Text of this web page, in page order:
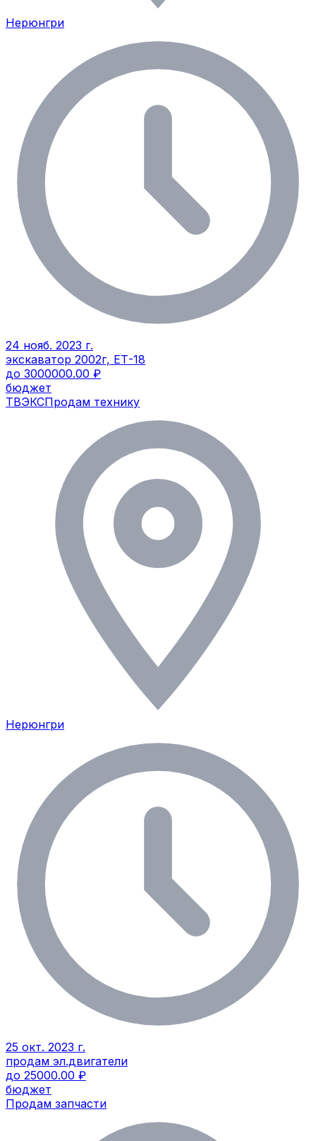
Нерюнгри
24 нояб. 2023 г.
экскаватор 2002г, ЕТ-18
до 3000000.00 ₽
бюджет
ТВЭКСПродам технику
Нерюнгри
25 окт. 2023 г.
продам эл.двигатели
до 25000.00 ₽
бюджет
Продам запчасти